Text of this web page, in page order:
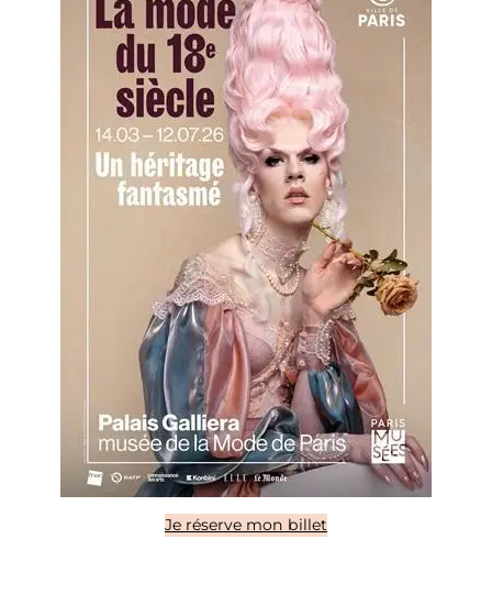
Je réserve mon billet